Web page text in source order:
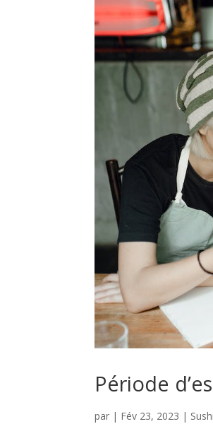
Période
par | Fév 23, 2023 |